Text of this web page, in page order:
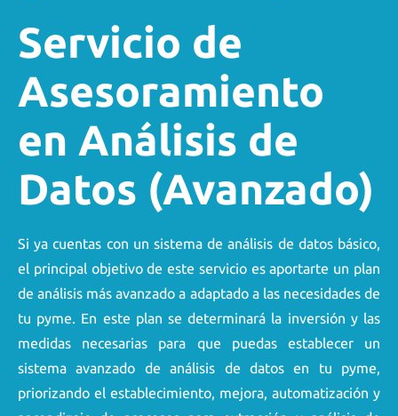
Servicio de
Asesoramiento
en Análisis de
Datos (Avanzado)
Si ya cuentas con un sistema de análisis de datos básico,
el principal objetivo de este servicio es aportarte un plan
de análisis más avanzado a adaptado a las necesidades de
tu pyme. En este plan se determinará la inversión y las
medidas necesarias para que puedas establecer un
sistema avanzado de análisis de datos en tu pyme,
priorizando el establecimiento, mejora, automatización y